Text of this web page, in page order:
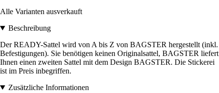
Alle Varianten ausverkauft
Beschreibung
Der READY-Sattel wird von A bis Z von BAGSTER hergestellt (inkl.
Befestigungen). Sie benötigen keinen Originalsattel, BAGSTER liefert
Ihnen einen zweiten Sattel mit dem Design BAGSTER. Die Stickerei
ist im Preis inbegriffen.
Zusätzliche Informationen